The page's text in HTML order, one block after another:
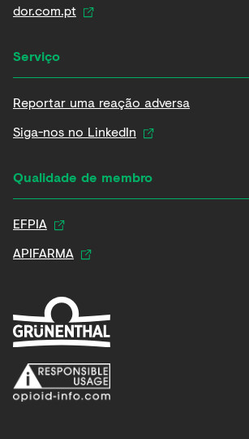
dor.com.pt
Serviço
Reportar uma reação adversa
Siga-nos no LinkedIn
Qualidade de membro
EFPIA
APIFARMA